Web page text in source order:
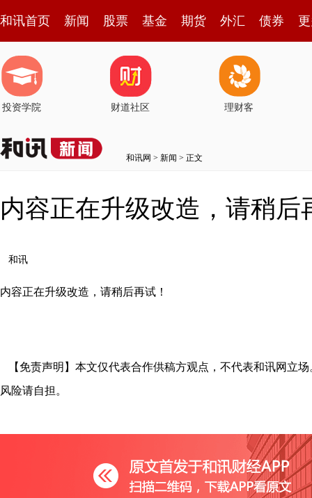
和讯首页 新闻 股票 基金 期货 外汇 债券
投资学院 财道社区 理财客
和讯网 > 新闻 > 正文
内容正在升级改造，请稍后
和讯
内容正在升级改造，请稍后再试！
【免责声明】本文仅代表合作供稿方观点，不代表和讯网立
风险请自担。